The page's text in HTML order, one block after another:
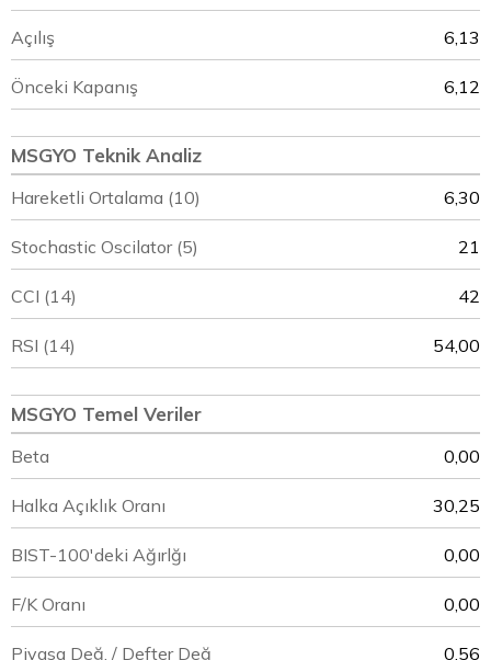
Açılış 6,13
Önceki Kapanış 6,12
MSGYO Teknik Analiz
Hareketli Ortalama (10) 6,30
Stochastic Oscilator (5) 21
CCI (14) 42
RSI (14) 54,00
MSGYO Temel Veriler
Beta 0,00
Halka Açıklık Oranı 30,25
BIST-100'deki Ağırlğı 0,00
F/K Oranı 0,00
Piyasa Değ. / Defter Değ 0,56